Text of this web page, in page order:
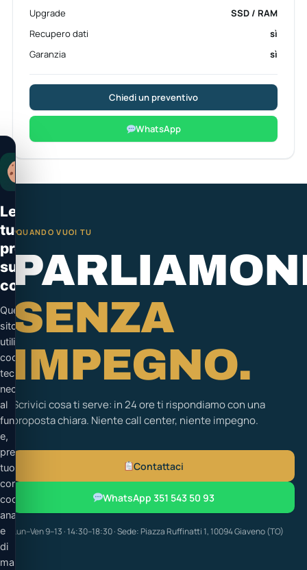
Upgrade
SSD / RAM
Recupero dati
sì
Garanzia
sì
Chiedi un preventivo
WhatsApp
QUANDO VUOI TU
SENZA
IMPEGNO.
Scrivici cosa ti serve: in 24 ore ti rispondiamo con una
proposta chiara. Niente call center, niente impegno.
Contattaci
WhatsApp 351 543 50 93
Lun–Ven 9–13 · 14:30–18:30 · Sede: Piazza Ruffinatti 1, 10094 Giaveno (TO)
Le
tue
preferenze
sui
cookie
Questo
sito
utilizza
cookie
tecnici
necessari
al
funzionamento
e,
previo
tuo
consenso,
cookie
analitici
e
di
marketing